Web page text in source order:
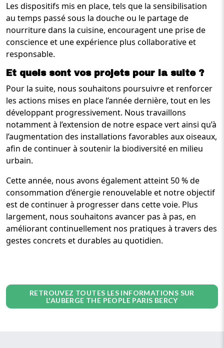
Les dispositifs mis en place, tels que la sensibilisation
au temps passé sous la douche ou le partage de
nourriture dans la cuisine, encouragent une prise de
conscience et une expérience plus collaborative et
responsable.
Et quels sont vos projets pour la suite ?
Pour la suite, nous souhaitons poursuivre et renforcer
les actions mises en place l’année dernière, tout en les
développant progressivement. Nous travaillons
notamment à l’extension de notre espace vert ainsi qu’à
l’augmentation des installations favorables aux oiseaux,
afin de continuer à soutenir la biodiversité en milieu
urbain.
Cette année, nous avons également atteint 50 % de
consommation d’énergie renouvelable et notre objectif
est de continuer à progresser dans cette voie. Plus
largement, nous souhaitons avancer pas à pas, en
améliorant continuellement nos pratiques à travers des
gestes concrets et durables au quotidien.
RETROUVEZ TOUTES LES INFORMATIONS SUR
L'AUBERGE THE PEOPLE PARIS BERCY